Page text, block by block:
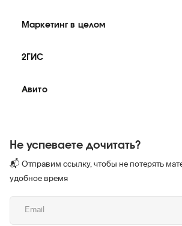
Маркетинг в целом
2ГИС
Авито
Не успеваете дочитать?
📬 Отправим ссылку, чтобы не потерять
удобное время